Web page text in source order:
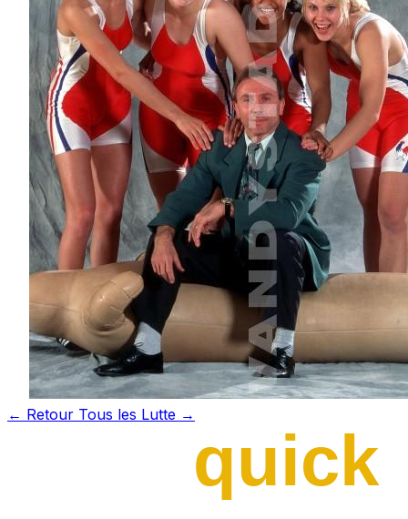
← Retour Tous les Lutte →